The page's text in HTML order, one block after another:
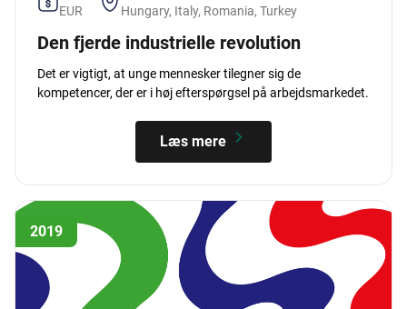
EUR
Hungary, Italy, Romania, Turkey
Den fjerde industrielle revolution
Det er vigtigt, at unge mennesker tilegner sig de
kompetencer, der er i høj efterspørgsel på arbejdsmarkedet.
Læs mere
2019